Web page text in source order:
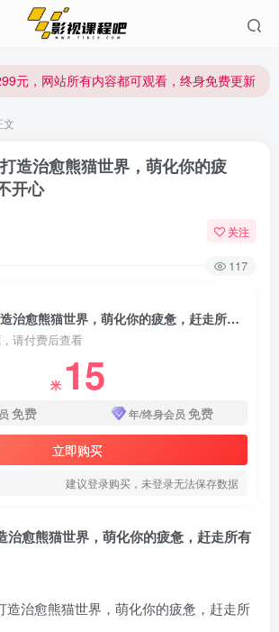
元，网站所有内容都可观看，终身免费更新
元，网站所有内容都可观看，终身免费更新
文
造治愈熊猫世界，萌化你的疲
开心
关注
117
AI+Deepseek打造治愈熊猫世界，萌化你的疲惫，赶走所有不开心
请付费后查看
米 15
免费 年/终身会员 免费
立即购买
建议登录购买，未登录无法保存数据
治愈熊猫世界，萌化你的疲惫，赶走所有